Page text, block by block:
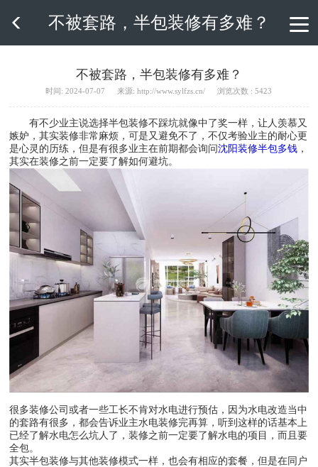
 不被套路，半包装修有多难？
不被套路，半包装修有多难？
时间: 2024-07-07 来源: http://www.sylfzs.cn/ 浏览次数 : 5423
有不少业主说选择半包装修不踩坑就像中了奖一样，让人羡慕又
嫉妒，其实装修非常麻烦，可是又避免不了，不仅考验业主的耐心更
是心灵的历练，但是有很多业主在前期都会询问沈阳装修半包多钱 ，
其实在装修之前一定要了解如何避坑。
很多装修公司或者一些工长不肯对水电进行预估，因为水电改造当中
的套路有很多，都会告诉业主水电装修完再算，听到这样的话基本上
已经了解水电怎么坑人了，装修之前一定要了解水电的项目，而且要
全包。
其实半包装修与其他装修模式一样，也会有相应的套餐，但是在同户